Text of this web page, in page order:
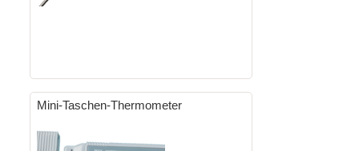
Mini-Taschen-Thermometer